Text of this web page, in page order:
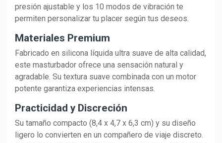
presión ajustable y los 10 modos de vibración te
permiten personalizar tu placer según tus deseos.
Materiales Premium
Fabricado en silicona líquida ultra suave de alta calidad,
este masturbador ofrece una sensación natural y
agradable. Su textura suave combinada con un motor
potente garantiza experiencias intensas.
Practicidad y Discreción
Su tamaño compacto (8,4 x 4,7 x 6,3 cm) y su diseño
ligero lo convierten en un compañero de viaje discreto.